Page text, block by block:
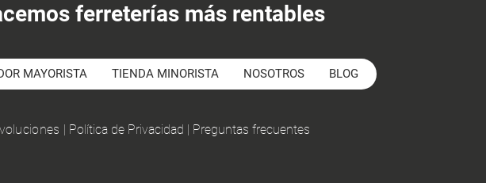
ferreterías más rentables
MAYORISTA TIENDA MINORISTA NOSOTROS BLOG
Política de Privacidad Preguntas frecuentes